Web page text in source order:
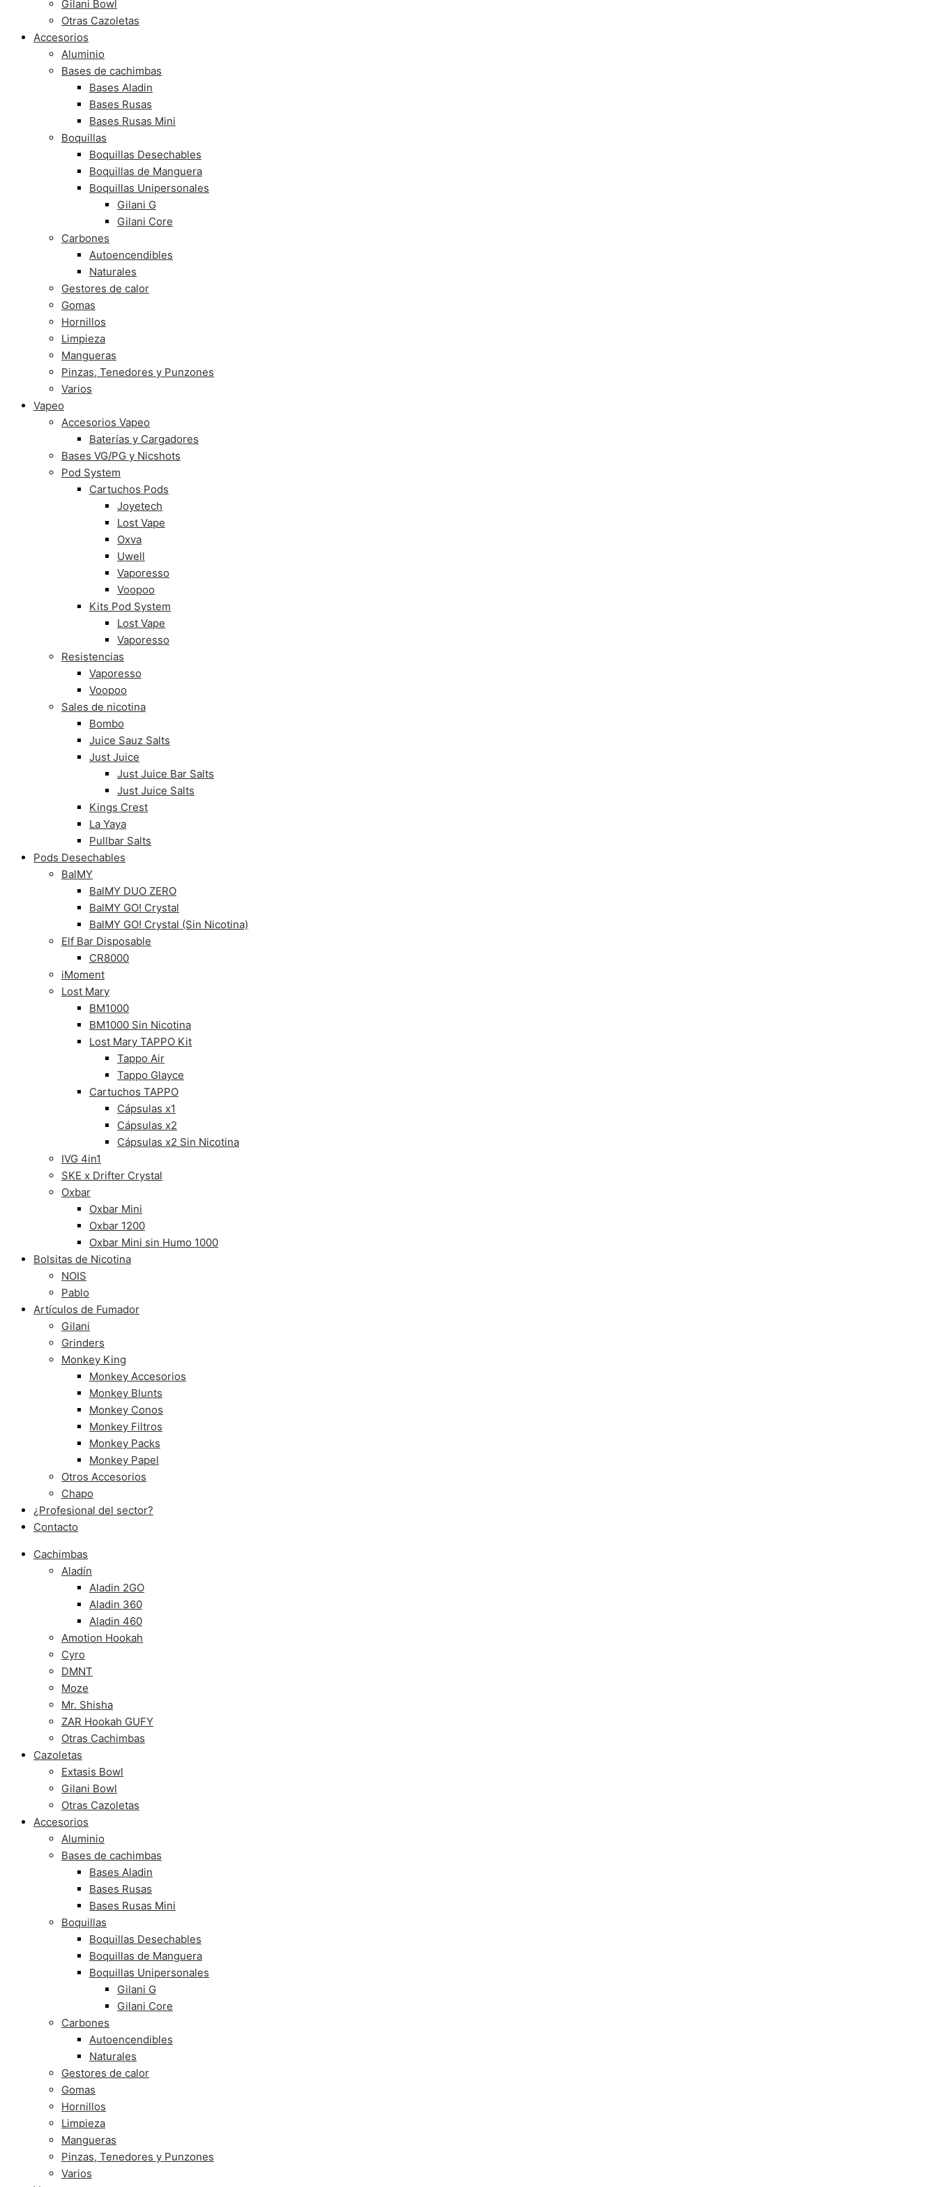
Gilani Bowl
Otras Cazoletas
Accesorios
Aluminio
Bases de cachimbas
Bases Aladin
Bases Rusas
Bases Rusas Mini
Boquillas
Boquillas Desechables
Boquillas de Manguera
Boquillas Unipersonales
Gilani G
Gilani Core
Carbones
Autoencendibles
Naturales
Gestores de calor
Gomas
Hornillos
Limpieza
Mangueras
Pinzas, Tenedores y Punzones
Varios
Vapeo
Accesorios Vapeo
Baterías y Cargadores
Bases VG/PG y Nicshots
Pod System
Cartuchos Pods
Joyetech
Lost Vape
Oxva
Uwell
Vaporesso
Voopoo
Kits Pod System
Lost Vape
Vaporesso
Resistencias
Vaporesso
Voopoo
Sales de nicotina
Bombo
Juice Sauz Salts
Just Juice
Just Juice Bar Salts
Just Juice Salts
Kings Crest
La Yaya
Pullbar Salts
Pods Desechables
BalMY
BalMY DUO ZERO
BalMY GO! Crystal
BalMY GO! Crystal (Sin Nicotina)
Elf Bar Disposable
CR8000
iMoment
Lost Mary
BM1000
BM1000 Sin Nicotina
Lost Mary TAPPO Kit
Tappo Air
Tappo Glayce
Cartuchos TAPPO
Cápsulas x1
Cápsulas x2
Cápsulas x2 Sin Nicotina
IVG 4in1
SKE x Drifter Crystal
Oxbar
Oxbar Mini
Oxbar 1200
Oxbar Mini sin Humo 1000
Bolsitas de Nicotina
NOIS
Pablo
Artículos de Fumador
Gilani
Grinders
Monkey King
Monkey Accesorios
Monkey Blunts
Monkey Conos
Monkey Filtros
Monkey Packs
Monkey Papel
Otros Accesorios
Chapo
¿Profesional del sector?
Contacto
Cachimbas
Aladín
Aladin 2GO
Aladin 360
Aladin 460
Amotion Hookah
Cyro
DMNT
Moze
Mr. Shisha
ZAR Hookah GUFY
Otras Cachimbas
Cazoletas
Extasis Bowl
Gilani Bowl
Otras Cazoletas
Accesorios
Aluminio
Bases de cachimbas
Bases Aladin
Bases Rusas
Bases Rusas Mini
Boquillas
Boquillas Desechables
Boquillas de Manguera
Boquillas Unipersonales
Gilani G
Gilani Core
Carbones
Autoencendibles
Naturales
Gestores de calor
Gomas
Hornillos
Limpieza
Mangueras
Pinzas, Tenedores y Punzones
Varios